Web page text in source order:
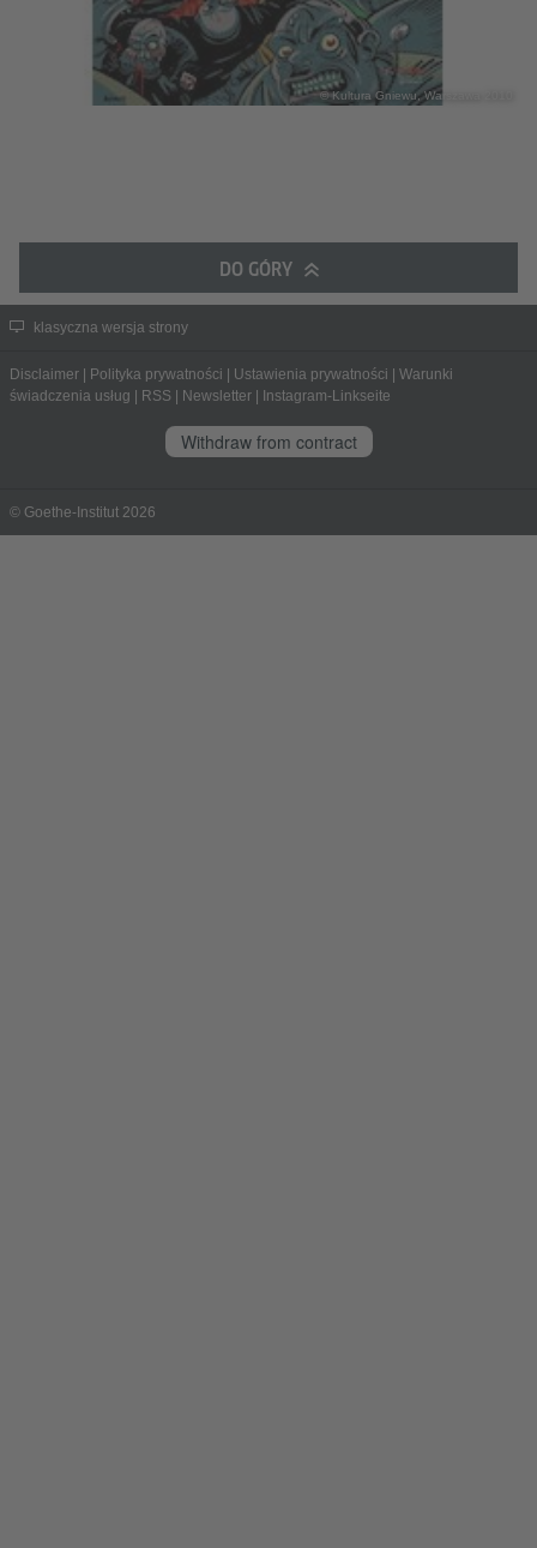
© Kultura Gniewu, Warszawa 2010
DO GÓRY
klasyczna wersja strony
Disclaimer Polityka prywatności Ustawienia prywatności
Warunki
świadczenia usług
RSS Newsletter Instagram-Linkseite
Withdraw from contract
© Goethe-Institut 2026